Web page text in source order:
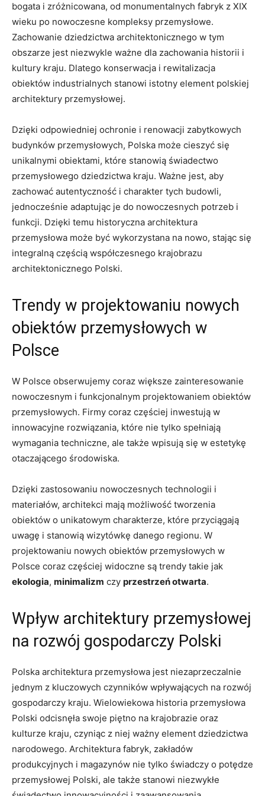
bogata i zróżnicowana, od monumentalnych fabryk z XIX
wieku po nowoczesne kompleksy przemysłowe.
Zachowanie dziedzictwa architektonicznego w tym
obszarze jest niezwykle ważne dla zachowania historii i
kultury kraju. Dlatego konserwacja i rewitalizacja
obiektów industrialnych stanowi istotny element polskiej
architektury przemysłowej.
Dzięki odpowiedniej ochronie i renowacji zabytkowych
budynków przemysłowych, Polska może cieszyć się
unikalnymi obiektami, które stanowią świadectwo
przemysłowego dziedzictwa kraju. Ważne jest, aby
zachować autentyczność i charakter tych budowli,
jednocześnie adaptując je do nowoczesnych potrzeb i
funkcji. Dzięki temu historyczna architektura
przemysłowa może być wykorzystana na nowo, stając się
integralną częścią współczesnego krajobrazu
architektonicznego Polski.
Trendy w projektowaniu nowych
obiektów przemysłowych w
Polsce
W Polsce obserwujemy coraz większe zainteresowanie
nowoczesnym i funkcjonalnym projektowaniem obiektów
przemysłowych. Firmy coraz częściej inwestują w
innowacyjne rozwiązania, które nie tylko spełniają
wymagania techniczne, ale także wpisują się w estetykę
otaczającego środowiska.
Dzięki zastosowaniu nowoczesnych technologii i
materiałów, architekci mają możliwość tworzenia
obiektów o unikatowym charakterze, które przyciągają
uwagę i stanowią wizytówkę danego regionu. W
projektowaniu nowych obiektów przemysłowych w
Polsce coraz częściej widoczne są trendy takie jak
ekologia, minimalizm czy przestrzeń otwarta.
Wpływ architektury przemysłowej
na rozwój gospodarczy Polski
Polska architektura przemysłowa jest niezaprzeczalnie
jednym z kluczowych czynników wpływających na rozwój
gospodarczy kraju. Wielowiekowa historia przemysłowa
Polski odcisnęła swoje piętno na krajobrazie oraz
kulturze kraju, czyniąc z niej ważny element dziedzictwa
narodowego. Architektura fabryk, zakładów
produkcyjnych i magazynów nie tylko świadczy o potędze
przemysłowej Polski, ale także stanowi niezwykłe